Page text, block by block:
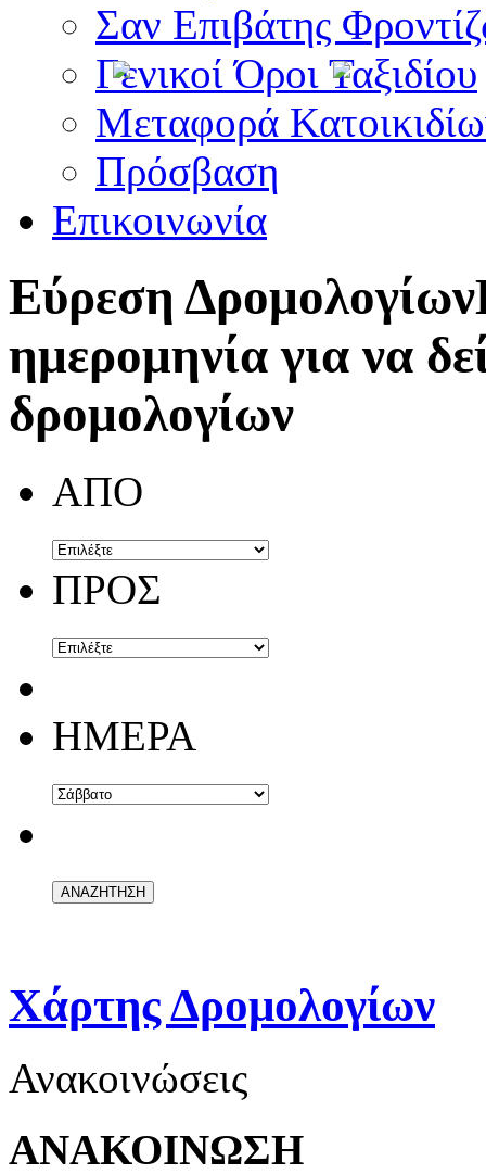
Σαν Επιβάτης
Γενικοί Όροι Ταξιδίου
Μεταφορά
Πρόσβαση
Επικοινωνία
Εύρεση Δρομολογίων
ημερομηνία για να
δρομολογίων
ΑΠΟ
ΠΡΟΣ
ΗΜΕΡΑ
Χάρτης Δρομολογίων
Ανακοινώσεις
ΑΝΑΚΟΙΝΩΣΗ